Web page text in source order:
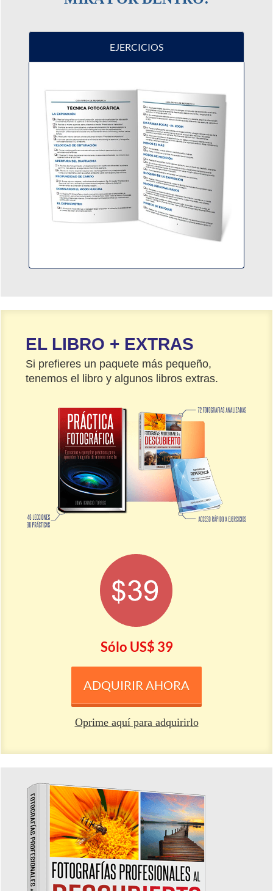
EJERCICIOS
EL LIBRO + EXTRAS
Si prefieres un paquete más pequeño,
tenemos el libro y algunos libros extras.
Sólo U S $ 39
ADQUIRIR AHORA
Oprime aquí para adquirirlo